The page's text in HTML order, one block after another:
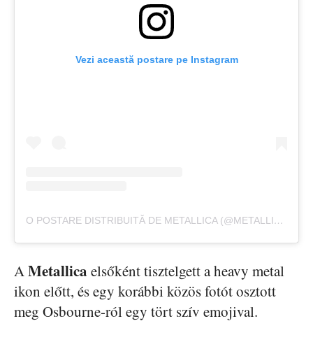
Vezi această postare pe Instagram
O POSTARE DISTRIBUITĂ DE METALLICA (@METALLICA)
AMetallica elsőként tisztelgett a heavy metal
ikon előtt, és egy korábbi közös fotót osztott
meg Osbourne-ról egy tört szív emojival.